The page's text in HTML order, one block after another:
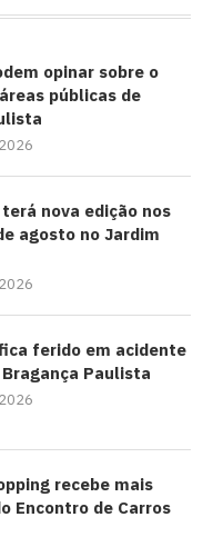
opinar sobre o
públicas de
nova edição nos
agosto no Jardim
ferido em acidente
Paulista
recebe mais
Encontro de Carros